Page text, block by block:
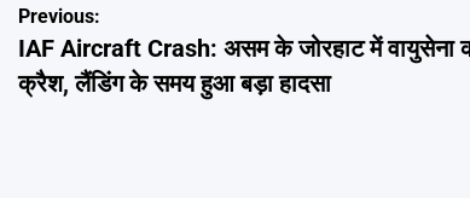
Post
navigation
Previous:
IAF Aircraft Crash: असम के जोरहाट में वायुसेना
क्रैश, लैंडिंग के समय हुआ बड़ा हादसा